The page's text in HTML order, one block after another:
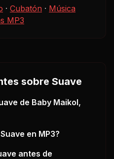
· Cubatón · Música
MP3
sobre Suave
de Baby Maikol,
Suave en MP3?
antes de